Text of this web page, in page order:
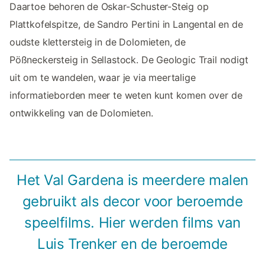
Daartoe behoren de Oskar-Schuster-Steig op
Plattkofelspitze, de Sandro Pertini in Langental en de
oudste klettersteig in de Dolomieten, de
Pößneckersteig in Sellastock. De Geologic Trail nodigt
uit om te wandelen, waar je via meertalige
informatieborden meer te weten kunt komen over de
ontwikkeling van de Dolomieten.
Het Val Gardena is meerdere malen
gebruikt als decor voor beroemde
speelfilms. Hier werden films van
Luis Trenker en de beroemde